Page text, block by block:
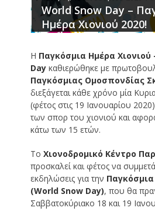
World Snow Day –
Ημέρα Χιονιού 2020!
Η Παγκόσμια Ημέρα Χιονιού
Dayκαθιερώθηκε με
Παγκόσμιας Ομοσπονδίας
διεξάγεται κάθε χρόνο μία
(φέτος στις 19 Ιανουαρίου
των σπορ του χιονιού και αφορά
κάτω των 15 ετών.
Το Χιονοδρομικό Κέντρο
προσκαλεί και φέτος να
εκδηλώσεις για την
(World Snow Day), που θα
Σαββατοκύριακο 18 και 19